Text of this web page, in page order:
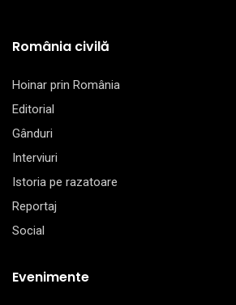
România civilă
Hoinar prin România
Editorial
Gânduri
Interviuri
Istoria pe razatoare
Reportaj
Social
Evenimente